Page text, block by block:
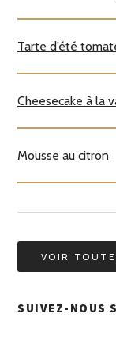
Tarte d’été
Cheesecake à la
Mousse au citron
VOIR
SUIVEZ-NOUS